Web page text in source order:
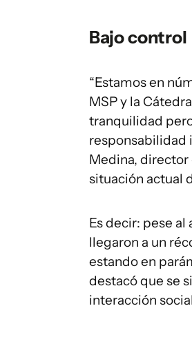
Bajo control
“Estamos en
MSP y la
tranquilidad
responsabilidad
Medina, director
situación actual
Es decir: pese
llegaron a un
estando en
destacó que se
interacción